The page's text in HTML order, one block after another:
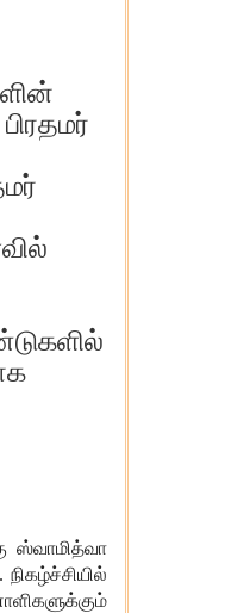
ஸ்வாமித்வா
நிகழ்ச்சியில்